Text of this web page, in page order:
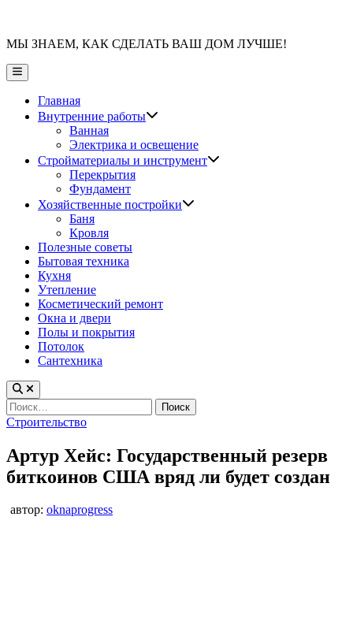
МЫ ЗНАЕМ, КАК СДЕЛАТЬ ВАШ ДОМ ЛУЧШЕ!
Главное
меню
Главная
Внутренние работы
Ванная
Электрика и освещение
Стройматериалы и инструмент
Перекрытия
Фундамент
Хозяйственные постройки
Баня
Кровля
Полезные советы
Бытовая техника
Кухня
Утепление
Косметический ремонт
Окна и двери
Полы и покрытия
Потолок
Сантехника
Найти:
Опубликовано
Строительство
Артур Хейс: Государственный резерв
биткоинов США вряд ли будет создан
автор: oknaprogress